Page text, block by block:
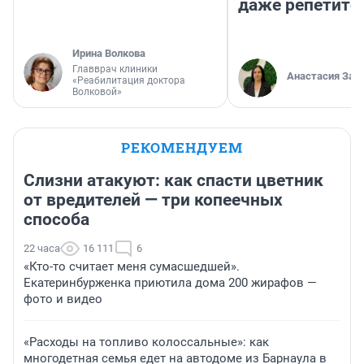
Ирина Волкова
Главврач клиники
«Реабилитация доктора
Волковой»
даже
Анастасия
РЕКОМЕНДУЕМ
Слизни атакуют: как спасти цветник
от вредителей — три копеечных
способа
22 часа 16 111 6
«Кто-то считает меня сумасшедшей».
Екатеринбурженка приютила дома 200 жирафов —
фото и видео
«Расходы на топливо колоссальные»: как
многодетная семья едет на автодоме из Барнаула в